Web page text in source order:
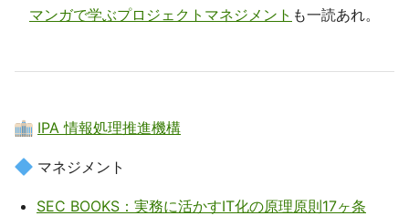
マンガで学ぶプロジェクトマネジメント も一読あれ。
IPA 情報処理推進機構
マネジメント
SEC BOOKS：実務に活かすIT化の原理原則17ヶ条